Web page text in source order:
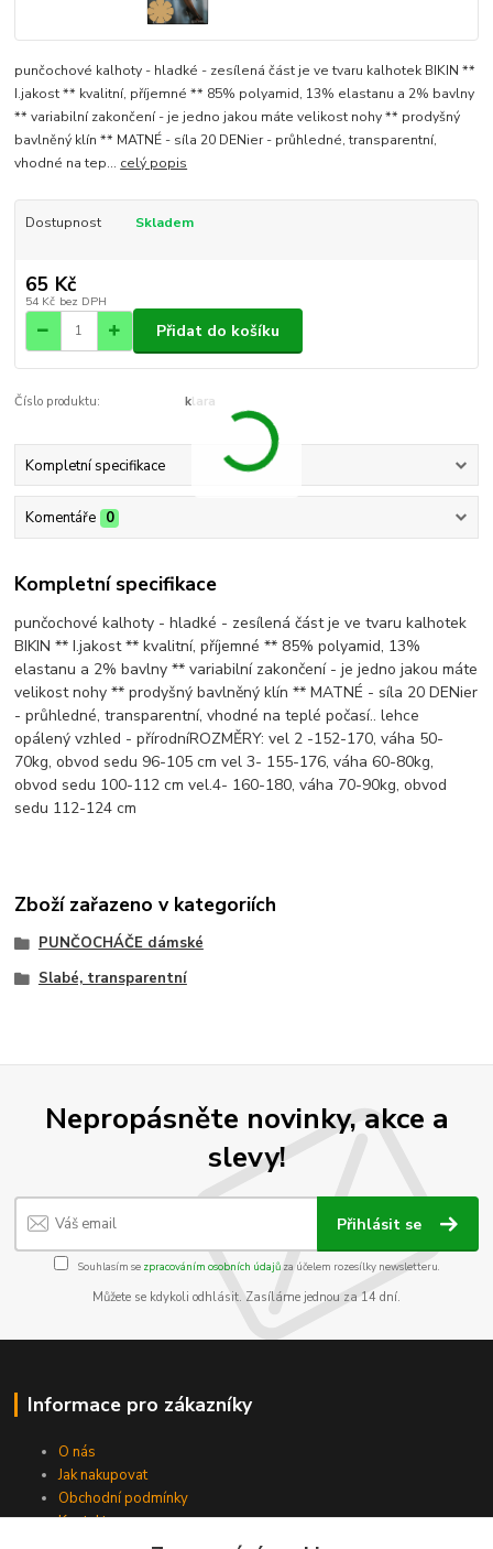
punčochové kalhoty - hladké - zesílená část je ve tvaru kalhotek BIKIN **
I.jakost ** kvalitní, příjemné ** 85% polyamid, 13% elastanu a 2% bavlny
** variabilní zakončení - je jedno jakou máte velikost nohy ** prodyšný
bavlněný klín ** MATNÉ - síla 20 DENier - průhledné, transparentní,
vhodné na tep... celý popis
Dostupnost Skladem
65 Kč
54 Kč bez DPH
Přidat do košíku
Číslo produktu: klara
Kompletní specifikace
Komentáře 0
Kompletní specifikace
punčochové kalhoty - hladké - zesílená část je ve tvaru kalhotek
BIKIN ** I.jakost ** kvalitní, příjemné ** 85% polyamid, 13%
elastanu a 2% bavlny ** variabilní zakončení - je jedno jakou máte
velikost nohy ** prodyšný bavlněný klín ** MATNÉ - síla 20 DENier
- průhledné, transparentní, vhodné na teplé počasí.. lehce
opálený vzhled - přírodníROZMĚRY: vel 2 -152-170, váha 50-
70kg, obvod sedu 96-105 cm vel 3- 155-176, váha 60-80kg,
obvod sedu 100-112 cm vel.4- 160-180, váha 70-90kg, obvod
sedu 112-124 cm
Zboží zařazeno v kategoriích
PUNČOCHÁČE dámské
Slabé, transparentní
Nepropásněte novinky, akce a
slevy!
Přihlásit se
Souhlasím se zpracováním osobních údajůza účelem rozesílky newsletteru.
Můžete se kdykoli odhlásit. Zasíláme jednou za 14 dní.
Informace pro zákazníky
O nás
Jak nakupovat
Obchodní podmínky
Kontakty